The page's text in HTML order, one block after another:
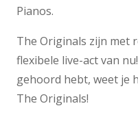
Pianos.
The Originals zijn met
flexibele live-act van
gehoord hebt, weet je
The Originals!